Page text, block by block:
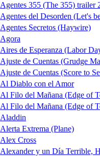
Agentes 355 (The 355) trailer
Agentes del Desorden (Let's
Agentes Secretos (Haywire)
Agora
Aires de Esperanza (Labor
Ajuste de Cuentas (Grudge
Ajuste de Cuentas (Score to
Al Diablo con el Amor
Al Filo del Mañana (Edge of
Al Filo del Mañana (Edge of
Aladdin
Alerta Extrema (Plane)
Alex Cross
Alexander y un Día Terrible,